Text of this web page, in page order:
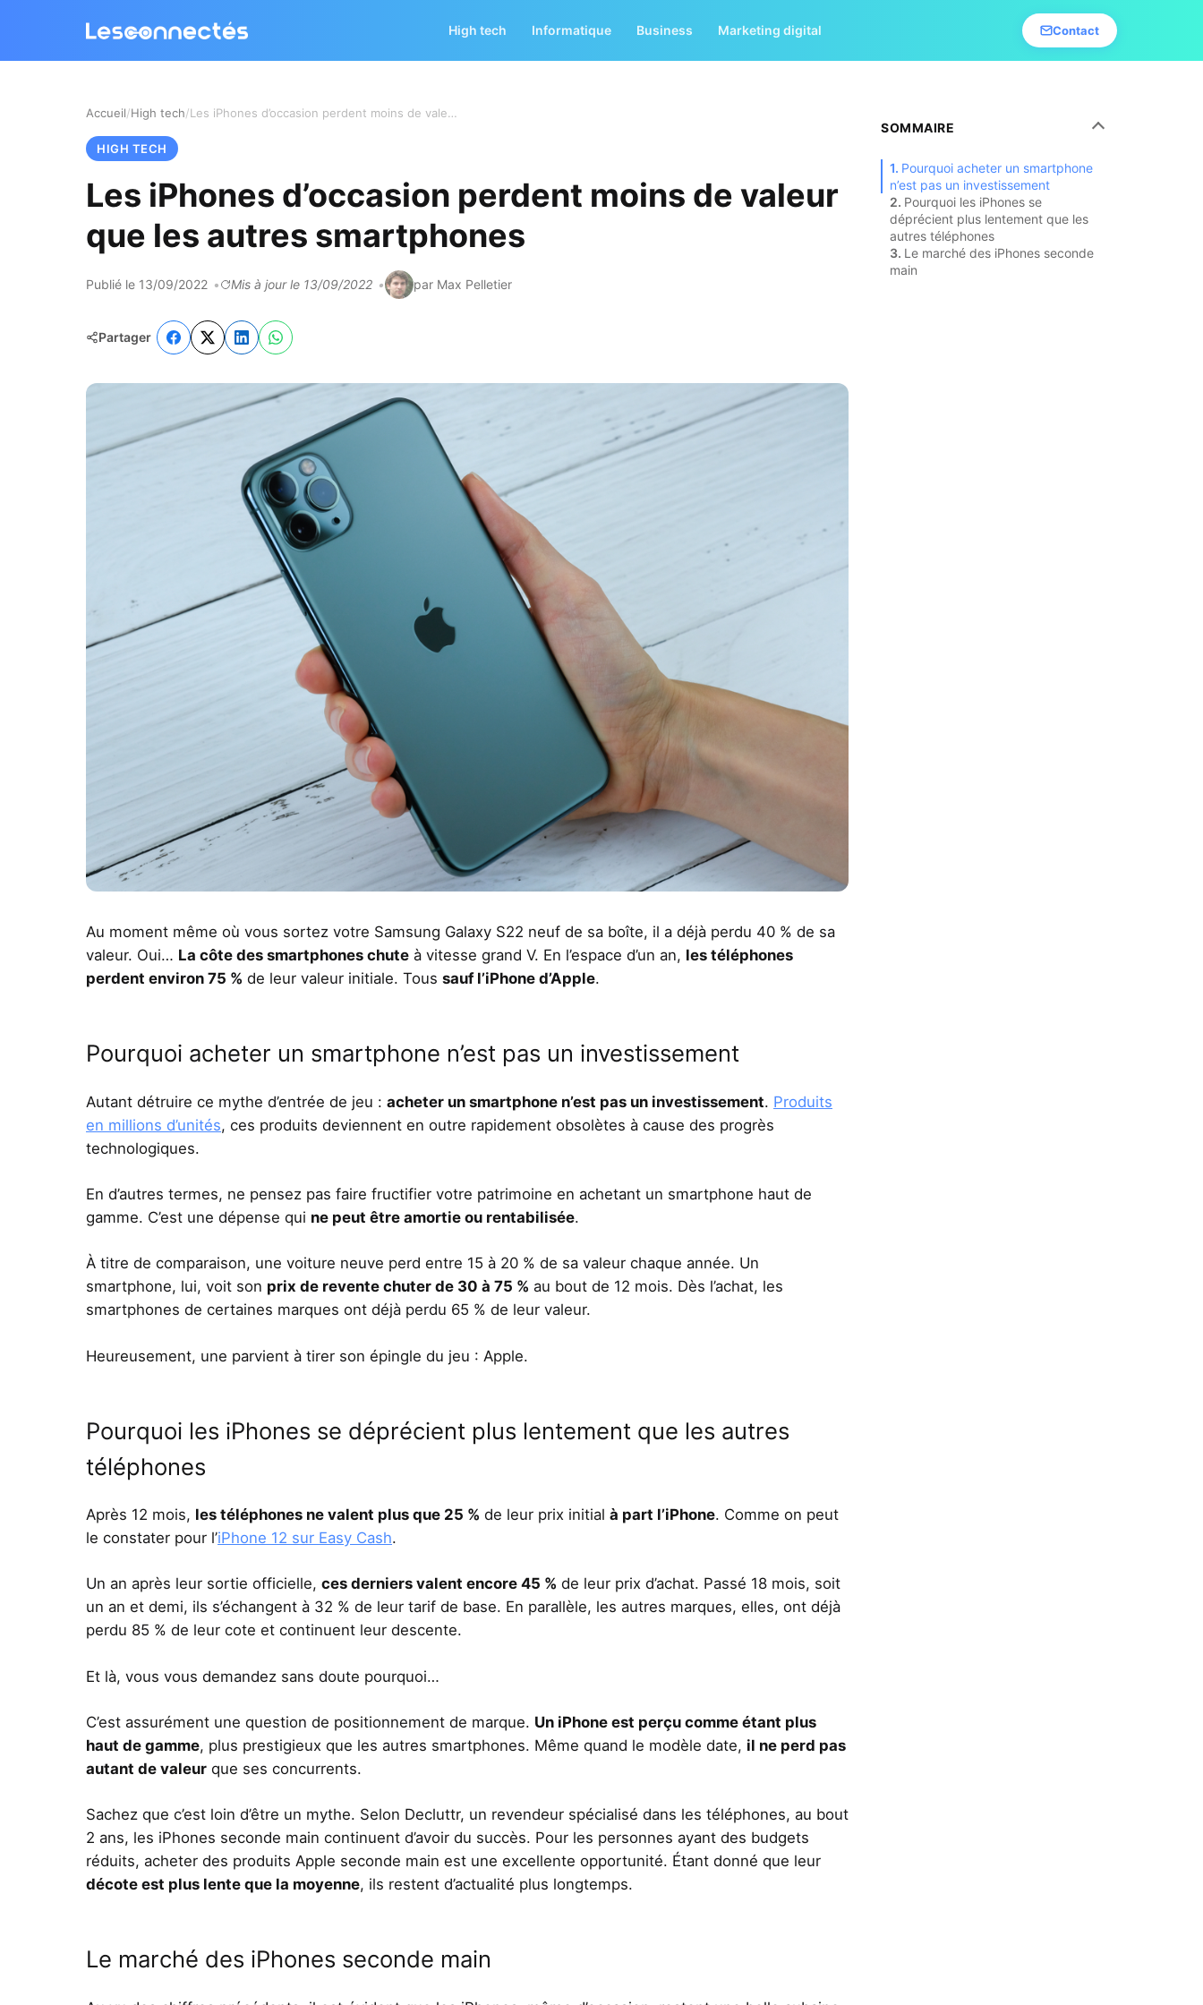
High tech Informatique Business Marketing digital Contact
Accueil High tech Les iPhones d’occasion perdent moins de valeur que les autres smartphones
HIGH TECH
Les iPhones d’occasion perdent moins de valeur
que les autres smartphones
Publié le 13/09/2022 Mis à jour le 13/09/2022 par Max Pelletier
Partager
Au moment même où vous sortez votre Samsung Galaxy S22 neuf de sa boîte, il a déjà perdu 40 % de sa
valeur. Oui… La côte des smartphones chute à vitesse grand V. En l’espace d’un an, les téléphones
perdent environ 75 % de leur valeur initiale. Tous sauf l’iPhone d’Apple.
Pourquoi acheter un smartphone n’est pas un investissement
Autant détruire ce mythe d’entrée de jeu : acheter un smartphone n’est pas un investissement. Produits
en millions d’unités, ces produits deviennent en outre rapidement obsolètes à cause des progrès
technologiques.
En d’autres termes, ne pensez pas faire fructifier votre patrimoine en achetant un smartphone haut de
gamme. C’est une dépense qui ne peut être amortie ou rentabilisée.
À titre de comparaison, une voiture neuve perd entre 15 à 20 % de sa valeur chaque année. Un
smartphone, lui, voit son prix de revente chuter de 30 à 75 % au bout de 12 mois. Dès l’achat, les
smartphones de certaines marques ont déjà perdu 65 % de leur valeur.
Heureusement, une parvient à tirer son épingle du jeu : Apple.
Pourquoi les iPhones se déprécient plus lentement que les autres
téléphones
Après 12 mois, les téléphones ne valent plus que 25 % de leur prix initial à part l’iPhone. Comme on peut
le constater pour l’iPhone 12 sur Easy Cash.
Un an après leur sortie officielle, ces derniers valent encore 45 % de leur prix d’achat. Passé 18 mois, soit
un an et demi, ils s’échangent à 32 % de leur tarif de base. En parallèle, les autres marques, elles, ont déjà
perdu 85 % de leur cote et continuent leur descente.
Et là, vous vous demandez sans doute pourquoi…
C’est assurément une question de positionnement de marque. Un iPhone est perçu comme étant plus
haut de gamme, plus prestigieux que les autres smartphones. Même quand le modèle date, il ne perd pas
autant de valeur que ses concurrents.
Sachez que c’est loin d’être un mythe. Selon Decluttr, un revendeur spécialisé dans les téléphones, au bout
2 ans, les iPhones seconde main continuent d’avoir du succès. Pour les personnes ayant des budgets
réduits, acheter des produits Apple seconde main est une excellente opportunité. Étant donné que leur
décote est plus lente que la moyenne, ils restent d’actualité plus longtemps.
Le marché des iPhones seconde main
SOMMAIRE
Pourquoi acheter un smartphone
n’est pas un investissement
Pourquoi les iPhones se
déprécient plus lentement que les
autres téléphones
Le marché des iPhones seconde
main